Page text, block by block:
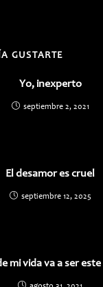
GUSTARTE
Yo, inexperto
septiembre 2, 2021
El desamor es cruel
septiembre 12, 2025
mi vida va a ser